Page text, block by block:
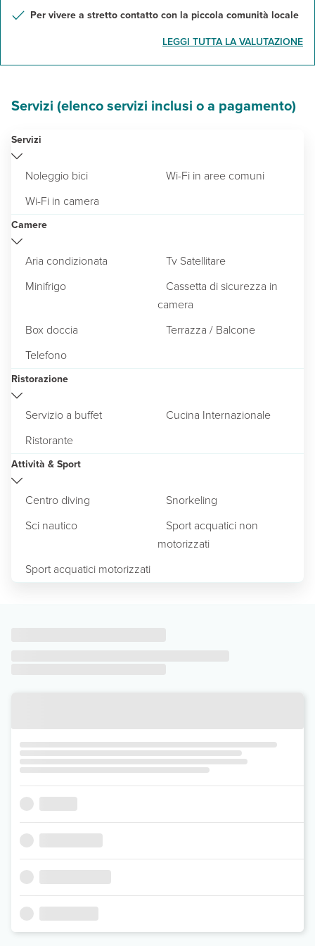
Per vivere a stretto contatto con la piccola comunità locale
LEGGI TUTTA LA VALUTAZIONE
Servizi (elenco servizi inclusi o a pagamento)
Servizi
Noleggio bici
Wi-Fi in aree comuni
Wi-Fi in camera
Camere
Aria condizionata
Tv Satellitare
Minifrigo
Cassetta di sicurezza in
camera
Box doccia
Terrazza / Balcone
Telefono
Ristorazione
Servizio a buffet
Cucina Internazionale
Ristorante
Attività & Sport
Centro diving
Snorkeling
Sci nautico
Sport acquatici non
motorizzati
Sport acquatici motorizzati